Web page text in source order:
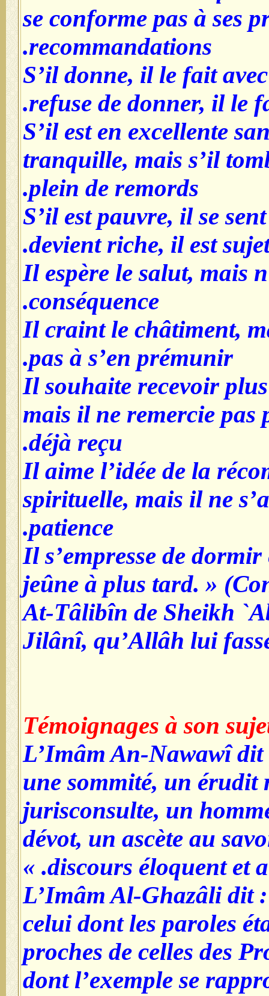
se conforme pas à ses
recommandations.
- S’il donne, il le fait
refuse de donner, il le
- S’il est en excellente
tranquille, mais s’il
plein de remords.
- S’il est pauvre, il se
devient riche, il est
- Il espère le salut, mais
conséquence.
- Il craint le châtiment,
pas à s’en prémunir.
- Il souhaite recevoir
mais il ne remercie pas
déjà reçu.
- Il aime l’idée de la
spirituelle, mais il ne
patience.
- Il s’empresse de
jeûne à plus tard. »
At-Tâlibîn de Sheikh
Jilânî, qu’Allâh lui
Témoignages à son
L’Imâm An-Nawawî
une sommité, un
jurisconsulte, un
dévot, un ascète au
discours éloquent et
L’Imâm Al-Ghazâli dit
celui dont les paroles
proches de celles des
dont l’exemple se